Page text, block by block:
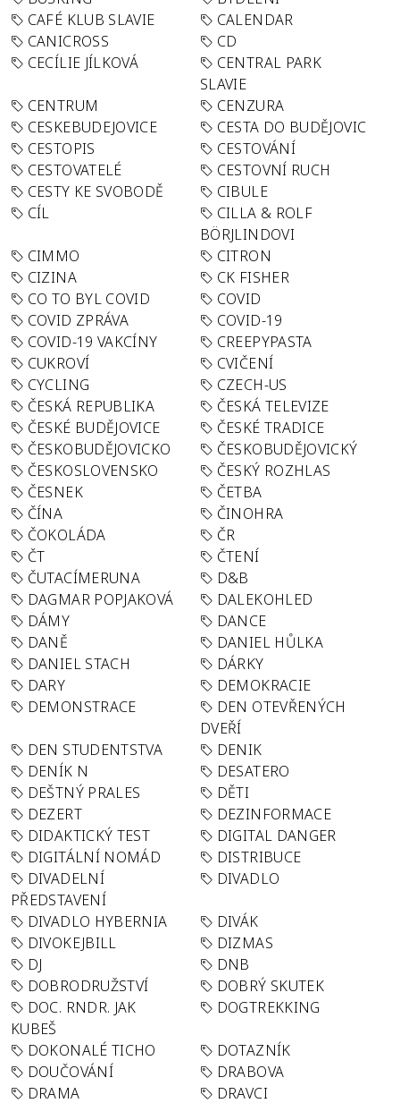
CAFÉ KLUB SLAVIE
CALENDAR
CANICROSS
CD
CECÍLIE JÍLKOVÁ
CENTRAL PARK
SLAVIE
CENTRUM
CENZURA
CESKEBUDEJOVICE
CESTA DO BUDĚJOVIC
CESTOPIS
CESTOVÁNÍ
CESTOVATELÉ
CESTOVNÍ RUCH
CESTY KE SVOBODĚ
CIBULE
CÍL
CILLA & ROLF
BÖRJLINDOVI
CIMMO
CITRON
CIZINA
CK FISHER
CO TO BYL COVID
COVID
COVID ZPRÁVA
COVID-19
COVID-19 VAKCÍNY
CREEPYPASTA
CUKROVÍ
CVIČENÍ
CYCLING
CZECH-US
ČESKÁ REPUBLIKA
ČESKÁ TELEVIZE
ČESKÉ BUDĚJOVICE
ČESKÉ TRADICE
ČESKOBUDĚJOVICKO
ČESKOBUDĚJOVICKÝ
ČESKOSLOVENSKO
ČESKÝ ROZHLAS
ČESNEK
ČETBA
ČÍNA
ČINOHRA
ČOKOLÁDA
ČR
ČT
ČTENÍ
ČUTACÍMERUNA
D&B
DAGMAR POPJAKOVÁ
DALEKOHLED
DÁMY
DANCE
DANĚ
DANIEL HŮLKA
DANIEL STACH
DÁRKY
DARY
DEMOKRACIE
DEMONSTRACE
DEN OTEVŘENÝCH
DVEŘÍ
DEN STUDENTSTVA
DENIK
DENÍK N
DESATERO
DEŠTNÝ PRALES
DĚTI
DEZERT
DEZINFORMACE
DIDAKTICKÝ TEST
DIGITAL DANGER
DIGITÁLNÍ NOMÁD
DISTRIBUCE
DIVADELNÍ
PŘEDSTAVENÍ
DIVADLO
DIVADLO HYBERNIA
DIVÁK
DIVOKEJBILL
DIZMAS
DJ
DNB
DOBRODRUŽSTVÍ
DOBRÝ SKUTEK
DOC. RNDR. JAK
KUBEŠ
DOGTREKKING
DOKONALÉ TICHO
DOTAZNÍK
DOUČOVÁNÍ
DRABOVA
DRAMA
DRAVCI